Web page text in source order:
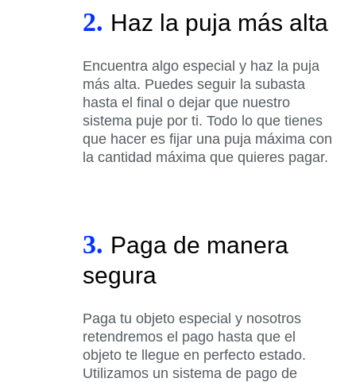
2. Haz la puja más alta
Encuentra algo especial y haz la puja
más alta. Puedes seguir la subasta
hasta el final o dejar que nuestro
sistema puje por ti. Todo lo que tienes
que hacer es fijar una puja máxima con
la cantidad máxima que quieres pagar.
3. Paga de manera
segura
Paga tu objeto especial y nosotros
retendremos el pago hasta que el
objeto te llegue en perfecto estado.
Utilizamos un sistema de pago de